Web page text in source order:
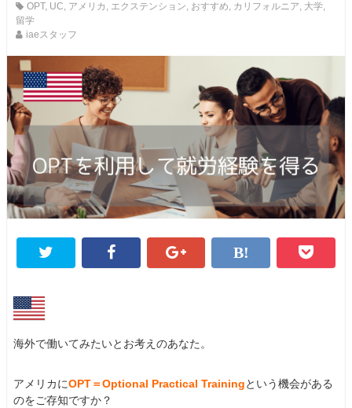
OPT, UC, アメリカ , エクステンション, おすすめ, カリフォルニア, 大学,
留学
iaeスタッフ
海外で働いてみたいとお考えのあなた。
アメリカにOPT＝Optional Practical Training という機会がある
のをご存知ですか？